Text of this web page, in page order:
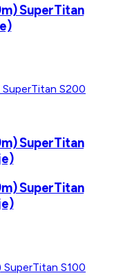
SuperTitan
SuperTitan
SuperTitan